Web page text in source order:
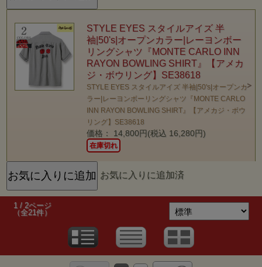
STYLE EYES スタイルアイズ 半
袖|50's|オープンカラー|レーヨンボー
リングシャツ『MONTE CARLO INN
RAYON BOWLING SHIRT』【アメカ
ジ・ボウリング】SE38618
STYLE EYES スタイルアイズ 半袖|50's|オープンカ
ラー|レーヨンボーリングシャツ『MONTE CARLO
INN RAYON BOWLING SHIRT』【アメカジ・ボウ
リング】SE38618
価格： 14,800円(税込 16,280円)
在庫切れ
お気に入りに追加済
1 / 2ページ
（全21件）